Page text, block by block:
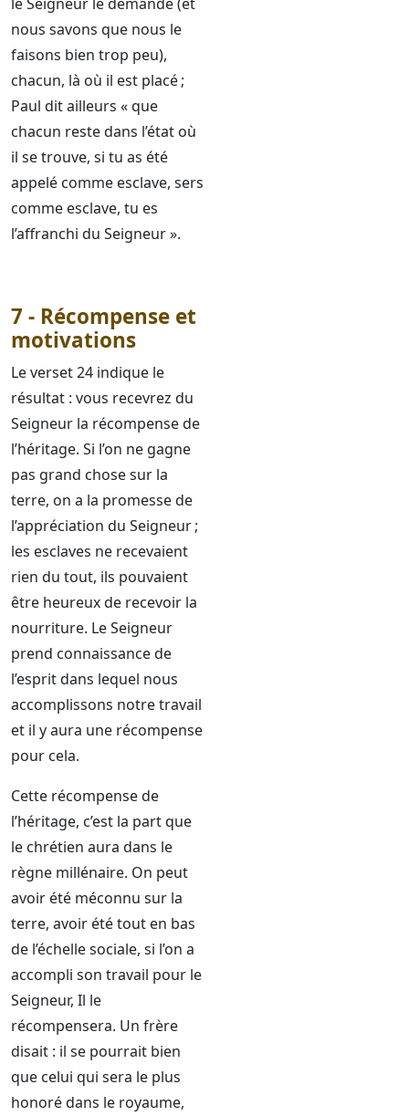
nous savons que nous le
faisons bien trop peu),
chacun, là où il est placé ;
Paul dit ailleurs « que
chacun reste dans l’état où
il se trouve, si tu as été
appelé comme esclave, sers
comme esclave, tu es
l’affranchi du Seigneur ».
7 - Récompense et
motivations
Le verset 24 indique le
résultat : vous recevrez du
Seigneur la récompense de
l’héritage. Si l’on ne gagne
pas grand chose sur la
terre, on a la promesse de
l’appréciation du Seigneur ;
les esclaves ne recevaient
rien du tout, ils pouvaient
être heureux de recevoir la
nourriture. Le Seigneur
prend connaissance de
l’esprit dans lequel nous
accomplissons notre travail
et il y aura une récompense
pour cela.
Cette récompense de
l’héritage, c’est la part que
le chrétien aura dans le
règne millénaire. On peut
avoir été méconnu sur la
terre, avoir été tout en bas
de l’échelle sociale, si l’on a
accompli son travail pour le
Seigneur, Il le
récompensera. Un frère
disait : il se pourrait bien
que celui qui sera le plus
honoré dans le royaume,